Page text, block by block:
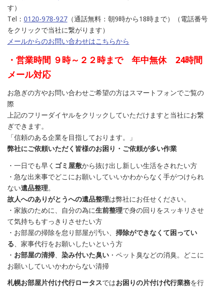
す）
Tel： 0120-978-927 （通話無料：朝9時から18時まで）（電話番号
をクリックで当社に繋がります）
メールからのお問い合わせはこちらから
・営業時間 ９時～２２時まで 年中無休 24時間
メール対応
お急ぎの方やお問い合わせご希望の方はスマートフォンでご覧の
際
上記のフリーダイヤルをクリックしていただけますと当社にお繋
ぎできます。
「信頼のある企業を目指しております。」
弊社にご依頼いただく皆様のお困り・ご依頼が多い作業
・一日でも早く ゴミ屋敷から抜け出し新しい生活をされたい方
・急な出来事でどこにお願いしていいかわからなく手がつけられ
ない遺品整理。
故人へのありがとうへの遺品整理は弊社にお任せください。
・家族のために、自分の為に生前整理で身の回りをスッキリさせ
て気持ちもすっきりさせたい方
・お部屋の掃除を怠り部屋が汚い、 掃除ができなくて困ってい
る、家事代行をお願いしたいという方
・ お部屋の清掃、 染み付いた臭い ・ペット臭などの消臭。どこに
お願いしていいかわからない清掃
札幌お部屋片付け代行ロータスではお困りの片付け代行業務を行